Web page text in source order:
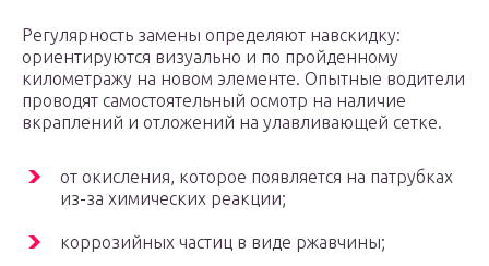
Регулярность замены определяют навскидку:
ориентируются визуально и по пройденному
километражу на новом элементе. Опытные водители
проводят самостоятельный осмотр на наличие
вкраплений и отложений на улавливающей сетке.
от окисления, которое появляется на патрубках
из-за химических реакции;
коррозийных частиц в виде ржавчины;